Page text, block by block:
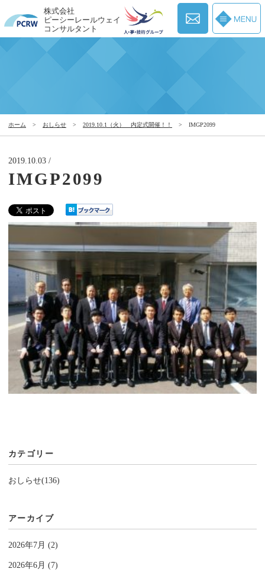
株式会社
ピーシーレールウェイ
コンサルタント
ホーム > おしらせ > 2019.10.1（火） 内定式開催！！ > IMGP2099
2019.10.03 /
IMGP2099
カテゴリー
おしらせ(136)
アーカイブ
2026年7月 (2)
2026年6月 (7)